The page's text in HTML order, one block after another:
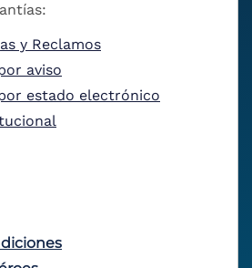
y Reclamos
aviso
estado electrónico